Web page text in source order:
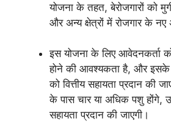
योजना के तहत, बेरोजगारों को
और अन्य क्षेत्रों में रोजगार के
इस योजना के लिए आवेदनकर्ता
होने की आवश्यकता है, और
को वित्तीय सहायता प्रदान की
के पास चार या अधिक पशु होंगे,
सहायता प्रदान की जाएगी।